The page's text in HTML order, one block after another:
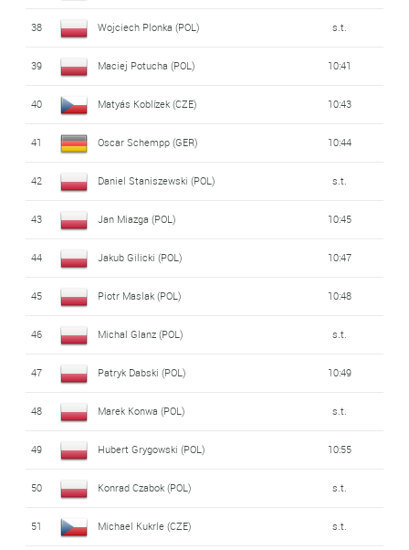
38 Wojciech Plonka (POL) s.t.
39 Maciej Potucha (POL) 10:41
40 Matyás Koblízek (CZE) 10:43
41 Oscar Schempp (GER) 10:44
42 Daniel Staniszewski (POL) s.t.
43 Jan Miazga (POL) 10:45
44 Jakub Gilicki (POL) 10:47
45 Piotr Maslak (POL) 10:48
46 Michal Glanz (POL) s.t.
47 Patryk Dabski (POL) 10:49
48 Marek Konwa (POL) s.t.
49 Hubert Grygowski (POL) 10:55
50 Konrad Czabok (POL) s.t.
51 Michael Kukrle (CZE) s.t.